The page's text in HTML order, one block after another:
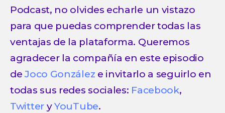
Podcast, no olvides echarle un vistazo
para que puedas comprender todas las
ventajas de la plataforma. Queremos
agradecer la compañía en este episodio
deJoco González e invitarlo a seguirlo en
todas sus redes sociales: Facebook,
TwitteryYouTube.